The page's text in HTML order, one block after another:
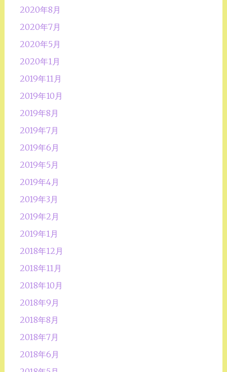
2020年8月
2020年7月
2020年5月
2020年1月
2019年11月
2019年10月
2019年8月
2019年7月
2019年6月
2019年5月
2019年4月
2019年3月
2019年2月
2019年1月
2018年12月
2018年11月
2018年10月
2018年9月
2018年8月
2018年7月
2018年6月